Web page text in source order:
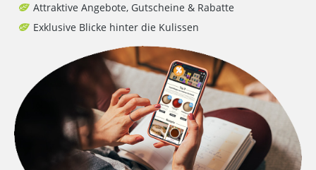
Attraktive Angebote, Gutscheine & Rabatte
Exklusive Blicke hinter die Kulissen